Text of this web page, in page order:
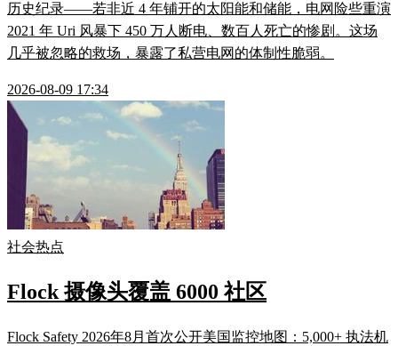
历史纪录——若非近 4 年铺开的太阳能和储能，电网险些重演
2021 年 Uri 风暴下 450 万人断电、数百人死亡的惨剧。这场
几乎被忽略的救场，暴露了私营电网的体制性脆弱。
2026-08-09 17:34
社会热点
Flock 摄像头覆盖 6000 社区
Flock Safety 2026年8月首次公开美国监控地图：5,000+ 执法机